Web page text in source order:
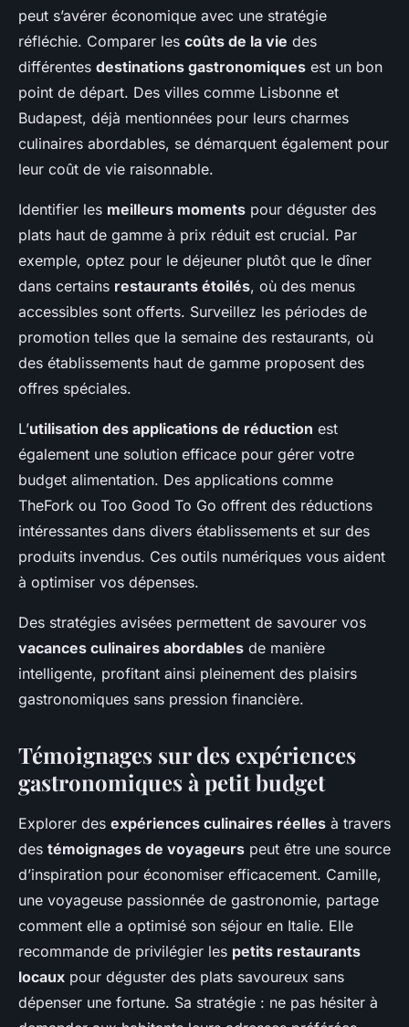
peut s’avérer économique avec une stratégie
réfléchie. Comparer les coûts de la vie des
différentes destinations gastronomiques est un bon
point de départ. Des villes comme Lisbonne et
Budapest, déjà mentionnées pour leurs charmes
culinaires abordables, se démarquent également pour
leur coût de vie raisonnable.
Identifier les meilleurs moments pour déguster des
plats haut de gamme à prix réduit est crucial. Par
exemple, optez pour le déjeuner plutôt que le dîner
dans certains restaurants étoilés, où des menus
accessibles sont offerts. Surveillez les périodes de
promotion telles que la semaine des restaurants, où
des établissements haut de gamme proposent des
offres spéciales.
L’utilisation des applications de réduction est
également une solution efficace pour gérer votre
budget alimentation. Des applications comme
TheFork ou Too Good To Go offrent des réductions
intéressantes dans divers établissements et sur des
produits invendus. Ces outils numériques vous aident
à optimiser vos dépenses.
Des stratégies avisées permettent de savourer vos
vacances culinaires abordables de manière
intelligente, profitant ainsi pleinement des plaisirs
gastronomiques sans pression financière.
Témoignages sur des expériences
gastronomiques à petit budget
Explorer des expériences culinaires réelles à travers
des témoignages de voyageurs peut être une source
d’inspiration pour économiser efficacement. Camille,
une voyageuse passionnée de gastronomie, partage
comment elle a optimisé son séjour en Italie. Elle
recommande de privilégier les petits restaurants
locaux pour déguster des plats savoureux sans
dépenser une fortune. Sa stratégie : ne pas hésiter à